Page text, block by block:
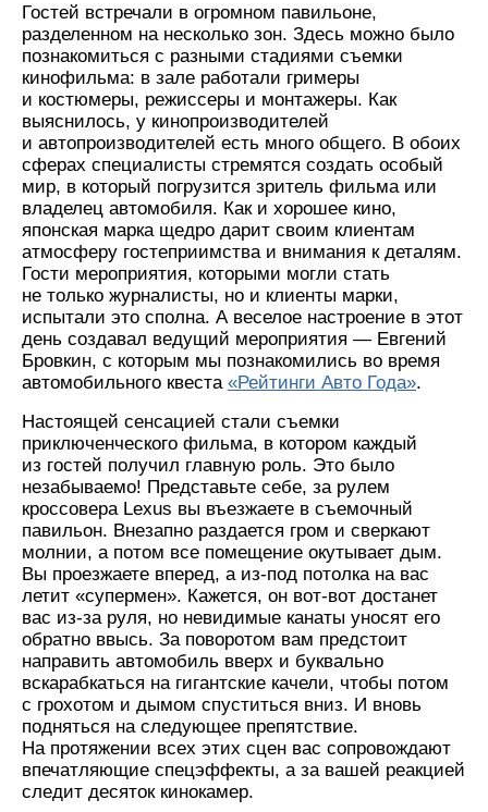
Гостей встречали в огромном павильоне,
разделенном на несколько зон. Здесь можно было
познакомиться с разными стадиями съемки
кинофильма: в зале работали гримеры
и костюмеры, режиссеры и монтажеры. Как
выяснилось, у кинопроизводителей
и автопроизводителей есть много общего. В обоих
сферах специалисты стремятся создать особый
мир, в который погрузится зритель фильма или
владелец автомобиля. Как и хорошее кино,
японская марка щедро дарит своим клиентам
атмосферу гостеприимства и внимания к деталям.
Гости мероприятия, которыми могли стать
не только журналисты, но и клиенты марки,
испытали это сполна. А веселое настроение в этот
день создавал ведущий мероприятия — Евгений
Бровкин, с которым мы познакомились во время
автомобильного квеста «Рейтинги Авто Года».
Настоящей сенсацией стали съемки
приключенческого фильма, в котором каждый
из гостей получил главную роль. Это было
незабываемо! Представьте себе, за рулем
кроссовера Lexus вы въезжаете в съемочный
павильон. Внезапно раздается гром и сверкают
молнии, а потом все помещение окутывает дым.
Вы проезжаете вперед, а из-под потолка на вас
летит «супермен». Кажется, он вот-вот достанет
вас из-за руля, но невидимые канаты уносят его
обратно ввысь. За поворотом вам предстоит
направить автомобиль вверх и буквально
вскарабкаться на гигантские качели, чтобы потом
с грохотом и дымом спуститься вниз. И вновь
подняться на следующее препятствие.
На протяжении всех этих сцен вас сопровождают
впечатляющие спецэффекты, а за вашей реакцией
следит десяток кинокамер.